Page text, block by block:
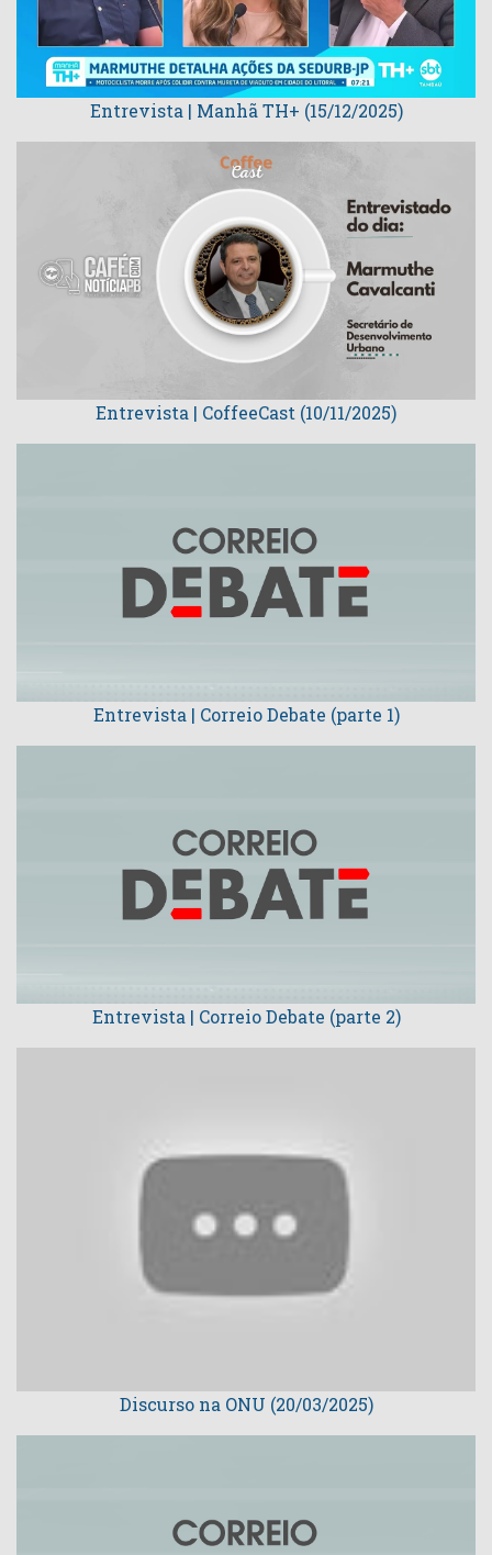
Entrevista | Manhã TH+ (15/12/2025)
Entrevista | CoffeeCast (10/11/2025)
Entrevista | Correio Debate (parte 1)
Entrevista | Correio Debate (parte 2)
Discurso na ONU (20/03/2025)